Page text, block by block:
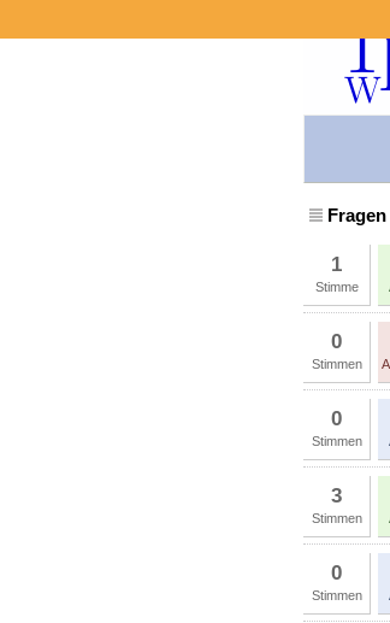
1
Stimme
0
Stimmen
0
Stimmen
3
Stimmen
0
Stimmen